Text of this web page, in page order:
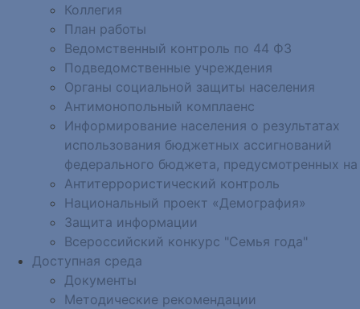
Коллегия
План работы
Ведомственный контроль по 44 ФЗ
Подведомственные учреждения
Органы социальной защиты населения
Антимонопольный комплаенс
Информирование населения о результатах
использования бюджетных ассигнований
федерального бюджета, предусмотренных на
Антитеррористический контроль
Национальный проект «Демография»
Защита информации
Всероссийский конкурс "Семья года"
Доступная среда
Документы
Методические рекомендации